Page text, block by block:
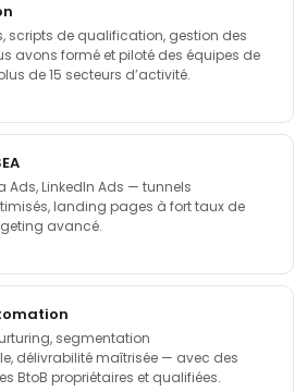
scripts de qualification, gestion des
avons formé et piloté des équipes de
de 15 secteurs d’activité.
Ads, LinkedIn Ads — tunnels
landing pages à fort taux de
avancé.
segmentation
délivrabilité maîtrisée — avec des
BtoB propriétaires et qualifiées.